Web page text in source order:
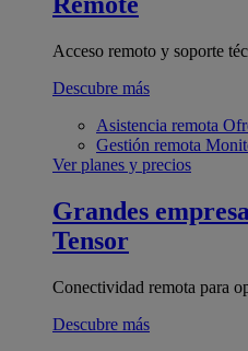
Acceso remoto y soporte
Descubre más
Asistencia remota
Gestión remota
Ver planes y precios
Grandes
Tensor
Conectividad remota para
Descubre más